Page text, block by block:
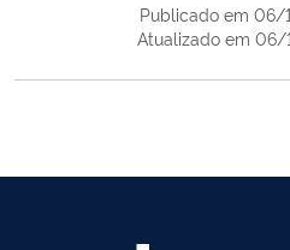
Publicado em 06/
Atualizado em 06/